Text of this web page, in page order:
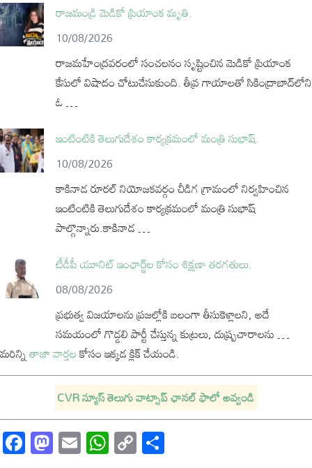
రాజమండ్రి మెడికో ప్రియాంక మృతి.
10/08/2026
రాజమహేంద్రవరంలో సంచలనం సృష్టించిన మెడికో ప్రియాంక
కేసులో విషాదం చోటుచేసుకుంది. తీవ్ర గాయాలతో సికింద్రాబాద్‌లోని
ఓ …
ఇంటింటికి తెలుగుదేశం కార్యక్రమంలో మంత్రి సుభాష్.
10/08/2026
కాకినాడ రూరల్ నియోజకవర్గం చీడిగ గ్రామంలో నిర్వహించిన
ఇంటింటికి తెలుగుదేశం కార్యక్రమంలో మంత్రి సుభాష్
పాల్గొన్నారు.కాకినాడ …
టీడీపీ యూనిట్ ఇంఛార్జ్‌ల కోసం శిక్షణా తరగతులు.
08/08/2026
ప్రభుత్వ విజయాలను ప్రజల్లోకి బలంగా తీసుకెళ్లాలని, అదే
సమయంలో గొడ్డలి పార్టీ చేస్తున్న కుట్రలు, దుష్ప్రచారాలను …
మరిన్నితాజా వార్తలకోసం ఇక్కడ క్లిక్ చేయండి.
CVR న్యూస్ తెలుగు వాట్సాప్ ఛానల్ ఫాలో అవ్వండి
Facebook
Mastodon
EmailWhatsApp
Copy